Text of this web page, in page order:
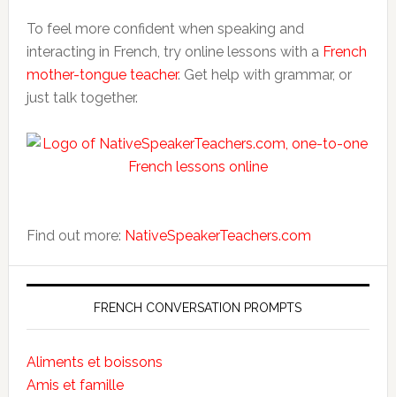
To feel more confident when speaking and
interacting in French, try online lessons with a French
mother-tongue teacher. Get help with grammar, or
just talk together.
Find out more: NativeSpeakerTeachers.com
FRENCH CONVERSATION PROMPTS
Aliments et boissons
Amis et famille